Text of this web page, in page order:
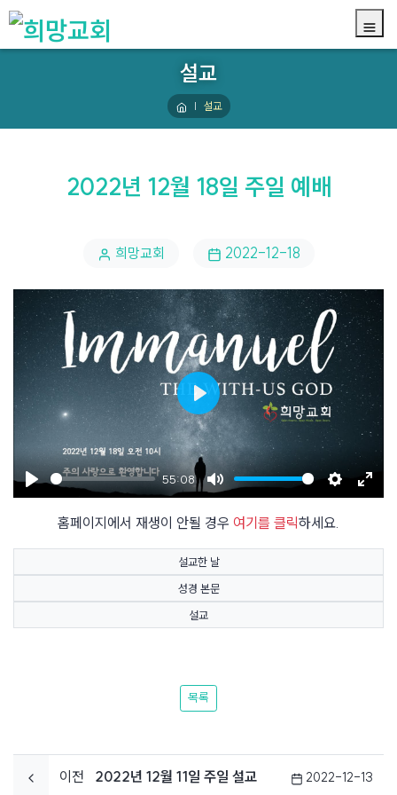
설교
설교
2022년 12월 18일 주일 예배
희망교회 2022-12-18
Play
55:08
Mute Settings
Enter
Play
홈페이지에서 재생이 안될 경우 여기를 클릭하세요.
설교한 날
성경 본문
설교
목록
이전 2022년 12월 11일 주일 설교 2022-12-13